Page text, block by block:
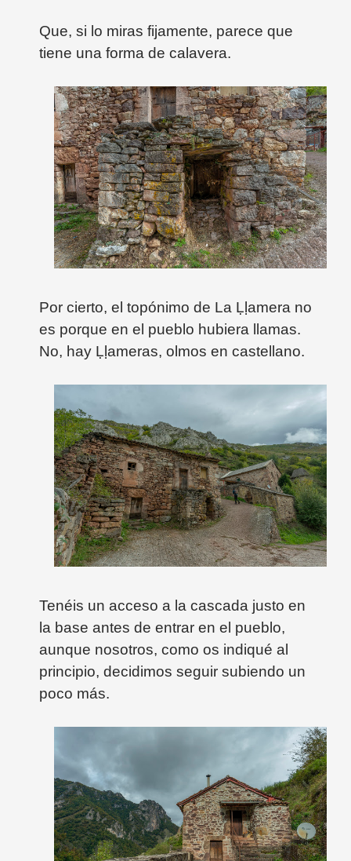
Que, si lo miras fijamente, parece que
tiene una forma de calavera.
Por cierto, el topónimo de La Ḷḷamera no
es porque en el pueblo hubiera llamas.
No, hay Ḷḷameras, olmos en castellano.
Tenéis un acceso a la cascada justo en
la base antes de entrar en el pueblo,
aunque nosotros, como os indiqué al
principio, decidimos seguir subiendo un
poco más.